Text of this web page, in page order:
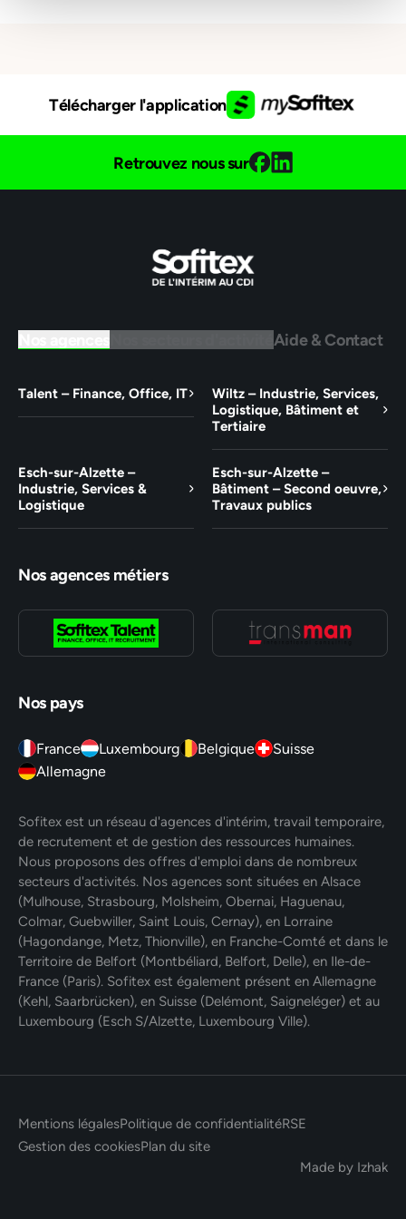
Télécharger l'application
Retrouvez nous sur
Aide & Contact
Talent – Finance, Office, IT
Wiltz – Industrie, Services,
Logistique, Bâtiment et
Tertiaire
Esch-sur-Alzette –
Industrie, Services &
Logistique
Esch-sur-Alzette –
Bâtiment – Second oeuvre,
Travaux publics
Nos agences métiers
Nos pays
France Luxembourg Belgique
Suisse
Allemagne
Sofitex est un réseau d'agences d'intérim, travail temporaire,
de recrutement et de gestion des ressources humaines.
Nous proposons des offres d'emploi dans de nombreux
secteurs d'activités. Nos agences sont situées en Alsace
(Mulhouse, Strasbourg, Molsheim, Obernai, Haguenau,
Colmar, Guebwiller, Saint Louis, Cernay), en Lorraine
(Hagondange, Metz, Thionville), en Franche-Comté et dans le
Territoire de Belfort (Montbéliard, Belfort, Delle), en Ile-de-
France (Paris). Sofitex est également présent en Allemagne
(Kehl, Saarbrücken), en Suisse (Delémont, Saigneléger) et au
Luxembourg (Esch S/Alzette, Luxembourg Ville).
Mentions légalesPolitique de confidentialitéRSE
Gestion des cookiesPlan du site
Made by Izhak